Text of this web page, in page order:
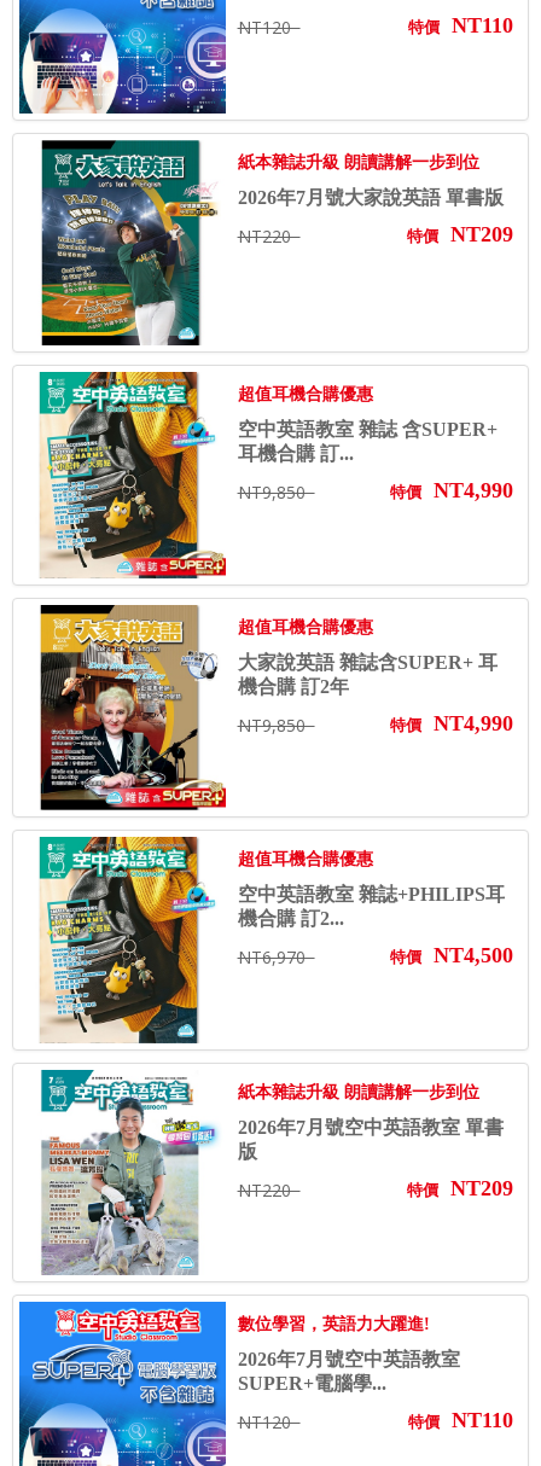
NT120 特價 NT110
紙本雜誌升級 朗讀講解一步到位
2026年7月號大家說英語 單書版
NT220 特價 NT209
超值耳機合購優惠
空中英語教室 雜誌 含SUPER+
耳機合購 訂...
NT9,850 特價 NT4,990
超值耳機合購優惠
大家說英語 雜誌含SUPER+ 耳
機合購 訂2年
NT9,850 特價 NT4,990
超值耳機合購優惠
空中英語教室 雜誌+PHILIPS耳
機合購 訂2...
NT6,970 特價 NT4,500
紙本雜誌升級 朗讀講解一步到位
2026年7月號空中英語教室 單書
版
NT220 特價 NT209
數位學習，英語力大躍進!
2026年7月號空中英語教室
SUPER+電腦學...
NT120 特價 NT110